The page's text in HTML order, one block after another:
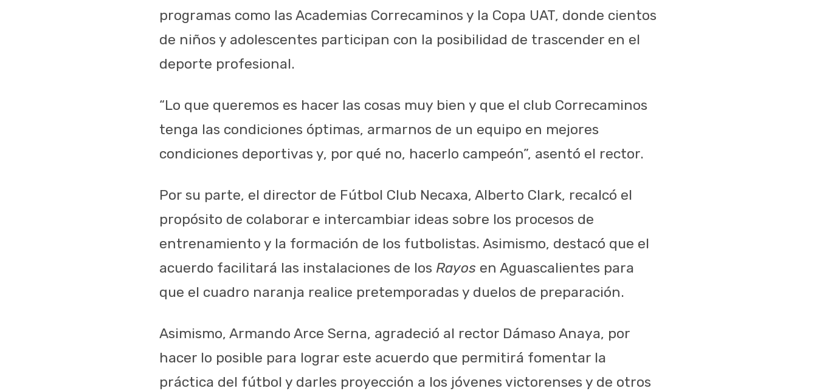
programas como las Academias Correcaminos y la Copa UAT, donde cientos
de niños y adolescentes participan con la posibilidad de trascender en el
deporte profesional.
“Lo que queremos es hacer las cosas muy bien y que el club Correcaminos
tenga las condiciones óptimas, armarnos de un equipo en mejores
condiciones deportivas y, por qué no, hacerlo campeón”, asentó el rector.
Por su parte, el director de Fútbol Club Necaxa, Alberto Clark, recalcó el
propósito de colaborar e intercambiar ideas sobre los procesos de
entrenamiento y la formación de los futbolistas. Asimismo, destacó que el
acuerdo facilitará las instalaciones de los Rayos en Aguascalientes para
que el cuadro naranja realice pretemporadas y duelos de preparación.
Asimismo, Armando Arce Serna, agradeció al rector Dámaso Anaya, por
hacer lo posible para lograr este acuerdo que permitirá fomentar la
práctica del fútbol y darles proyección a los jóvenes victorenses y de otros